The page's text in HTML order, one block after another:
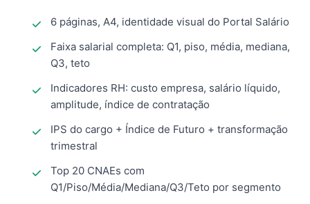
6 páginas, A4, identidade visual do Portal Salário
Faixa salarial completa: Q1, piso, média, mediana,
Q3, teto
Indicadores RH: custo empresa, salário líquido,
amplitude, índice de contratação
IPS do cargo + Índice de Futuro + transformação
trimestral
Top 20 CNAEs com
Q1/Piso/Média/Mediana/Q3/Teto por segmento